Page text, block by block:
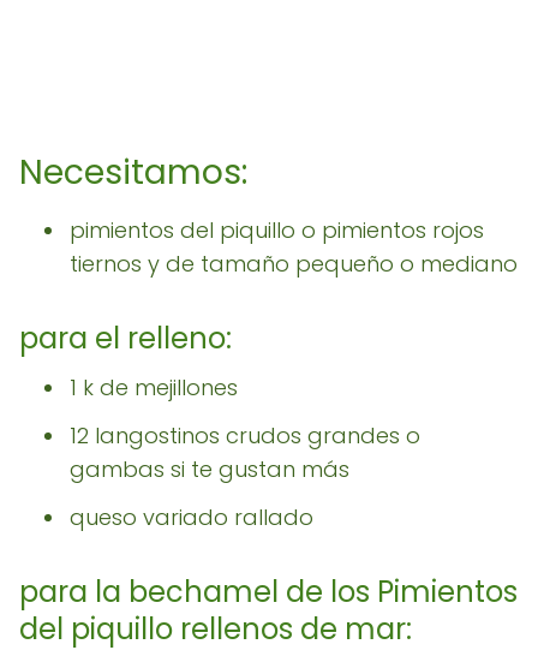
Necesitamos:
pimientos del piquillo o pimientos rojos
tiernos y de tamaño pequeño o mediano
para el relleno:
1 k de mejillones
12 langostinos crudos grandes o
gambas si te gustan más
queso variado rallado
para la bechamel de los Pimientos
del piquillo rellenos de mar: